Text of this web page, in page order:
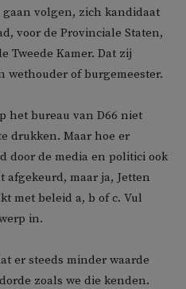
volgen, zich kandidaat
voor de Provinciale Staten,
Tweede Kamer. Dat zij
wethouder of burgemeester.
het bureau van D66 niet
drukken. Maar hoe er
door de media en politici ook
maar ja, Jetten
met beleid a, b of c. Vul
in.
er steeds minder waarde
zoals we die kenden.